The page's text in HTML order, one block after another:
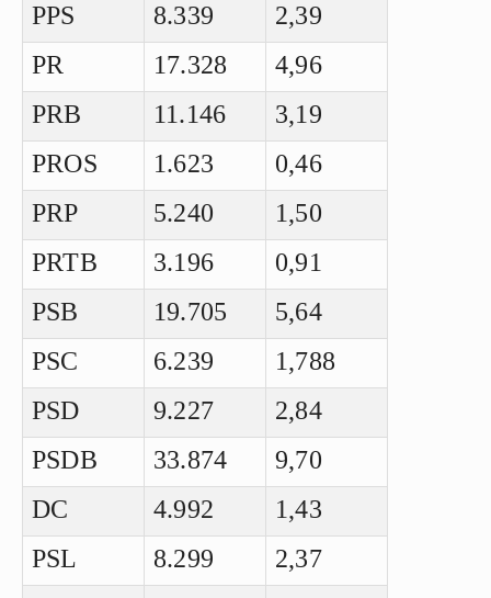
PPS
8.339
2,39
PR
17.328
4,96
PRB
11.146
3,19
PROS
1.623
0,46
PRP
5.240
1,50
PRTB
3.196
0,91
PSB
19.705
5,64
PSC
6.239
1,788
PSD
9.227
2,84
PSDB
33.874
9,70
DC
4.992
1,43
PSL
8.299
2,37